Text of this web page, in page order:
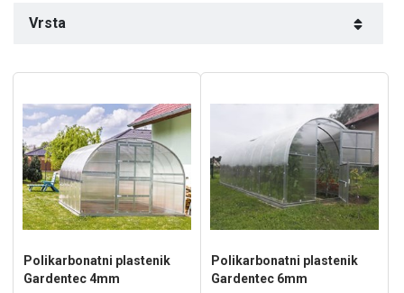
rješenjebilo da se radi o osobnom ili profesionalnom
čeličnih pocinčanih profila, debljine 1 mm što je za 30%
pokrov odUV otpornih polikarbonatnih ploča
, koje
doprinoseboljim toplinskim izolacijskim svojstvimaod
klasičnih plastenika s folijom. Dostupni su u dvije verzije
debljine polikarbonata:4mm(Classic) ili6 mm(Profi).
Gardentec polikarbonatni plastenici će se svidjet mnogim
vrtlarima zbog svoje čvrste i dugotrajne konstrukcije,
znatno boljih toplinskih svojstva. Naručite online uz dostavu
Vrsta
Polikarbonatni plastenik
Gardentec 4mm
Polikarbonatni plastenik
Gardentec 6mm